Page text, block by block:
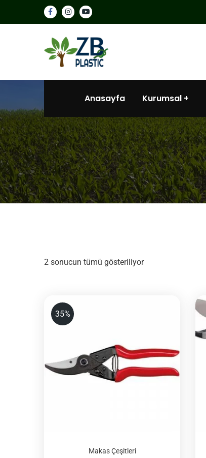
Anasayfa Kurumsal
2 sonucun tümü gösteriliyor
35%
Makas Çeşitleri